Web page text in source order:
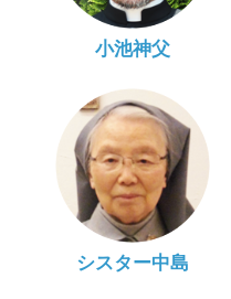
小池神父
シスター中島